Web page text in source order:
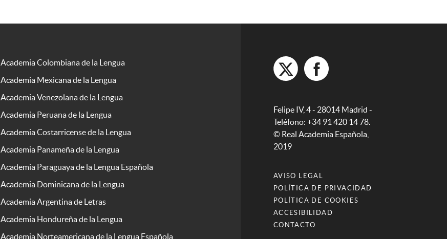
Academia Colombiana de la Lengua
Academia Mexicana de la Lengua
Academia Venezolana de la Lengua
Academia Peruana de la Lengua
Academia Costarricense de la Lengua
Academia Panameña de la Lengua
Academia Paraguaya de la Lengua Española
Academia Dominicana de la Lengua
Academia Argentina de Letras
Academia Hondureña de la Lengua
Academia Norteamericana de la Lengua Española
Felipe IV, 4 - 28014 Madrid -
Teléfono: +34 91 420 14 78.
© Real Academia Española,
2019
AVISO LEGAL
POLÍTICA DE PRIVACIDAD
POLÍTICA DE COOKIES
ACCESIBILIDAD
CONTACTO